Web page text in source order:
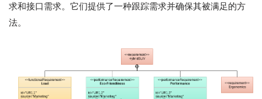
求和接口需求。它们提供了一种跟踪需求并确保其被满足的方
法。